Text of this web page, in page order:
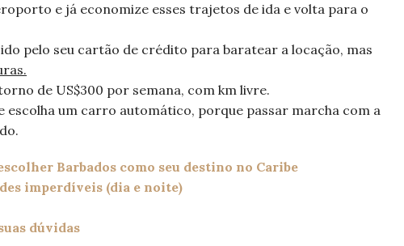
e já economize esses trajetos de ida e volta para o
pelo seu cartão de crédito para baratear a locação, mas
de US$300 por semana, com km livre.
escolha um carro automático, porque passar marcha com a
Barbados como seu destino no Caribe
imperdíveis (dia e noite)
dúvidas